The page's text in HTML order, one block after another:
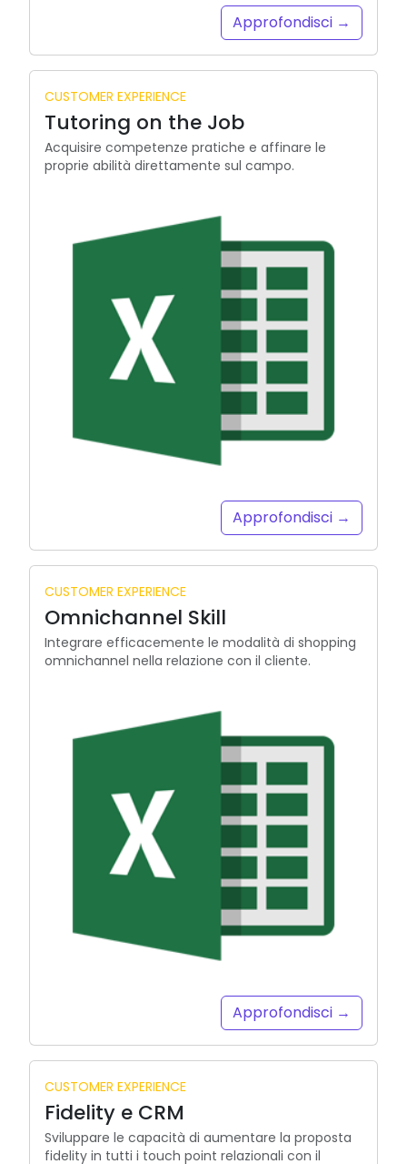
Approfondisci →
CUSTOMER EXPERIENCE
Tutoring on the Job
Acquisire competenze pratiche e affinare le
proprie abilità direttamente sul campo.
Approfondisci →
CUSTOMER EXPERIENCE
Omnichannel Skill
Integrare efficacemente le modalità di shopping
omnichannel nella relazione con il cliente.
Approfondisci →
CUSTOMER EXPERIENCE
Fidelity e CRM
Sviluppare le capacità di aumentare la proposta
fidelity in tutti i touch point relazionali con il